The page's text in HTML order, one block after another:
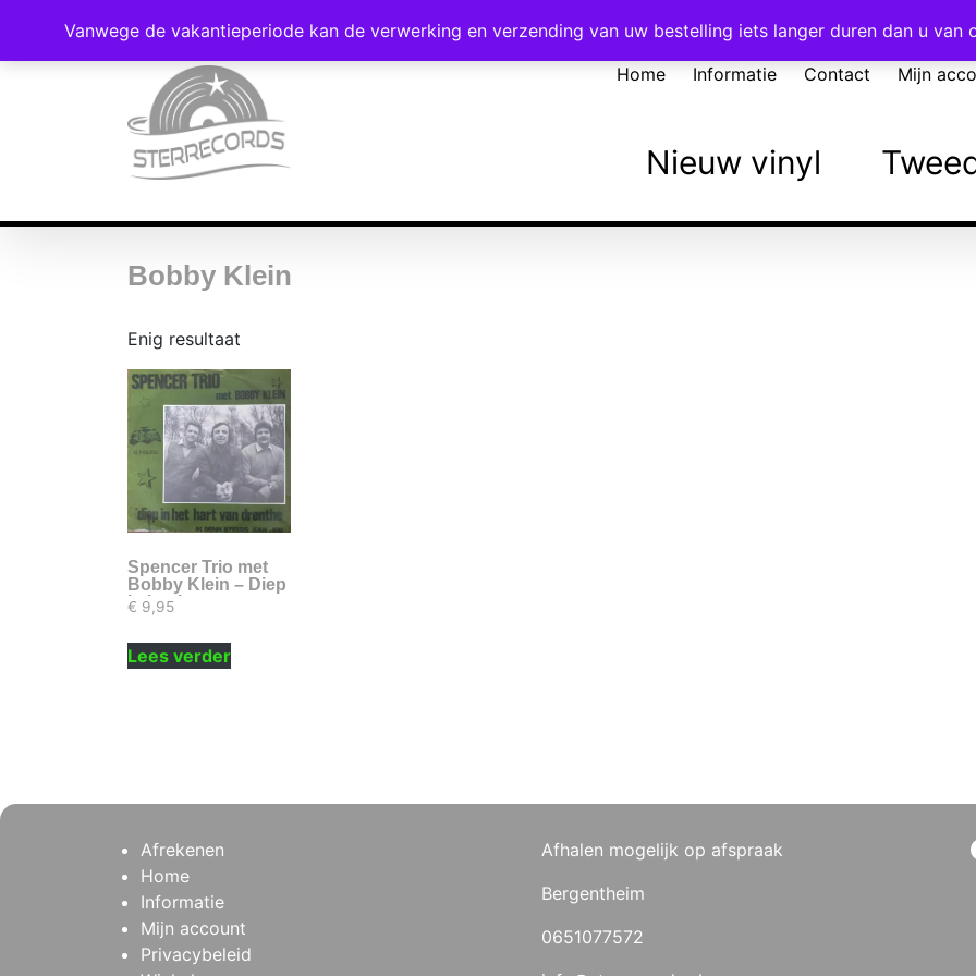
Voor 16:00 besteld = vandaag verzonden!
Home Informatie Contact Mijn
Nieuw vinyl
Bobby Klein
Enig resultaat
Spencer Trio met
Bobby Klein – Diep
in het hart van
Drenthe
€ 9,95
Lees verder
Afrekenen
Home
Informatie
Mijn account
Privacybeleid
Afhalen mogelijk op afspraak
Bergentheim
0651077572
Vanwege de vakantieperiode kan de verwerking en verzending van uw bestelling iets langer duren dan u